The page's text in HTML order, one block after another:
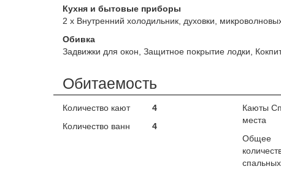
Кухня и бытовые приборы
2 x Внутренний холодильник, духовки,
Обивка
Задвижки для окон, Защитное покрытие лодки,
Обитаемость
Количество кают
4
Количество ванн
4
Каюты
места
Общее